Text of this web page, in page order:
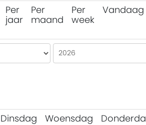
Per
jaar
Per
maand
Per
week
Vandaag
Dinsdag Woensdag